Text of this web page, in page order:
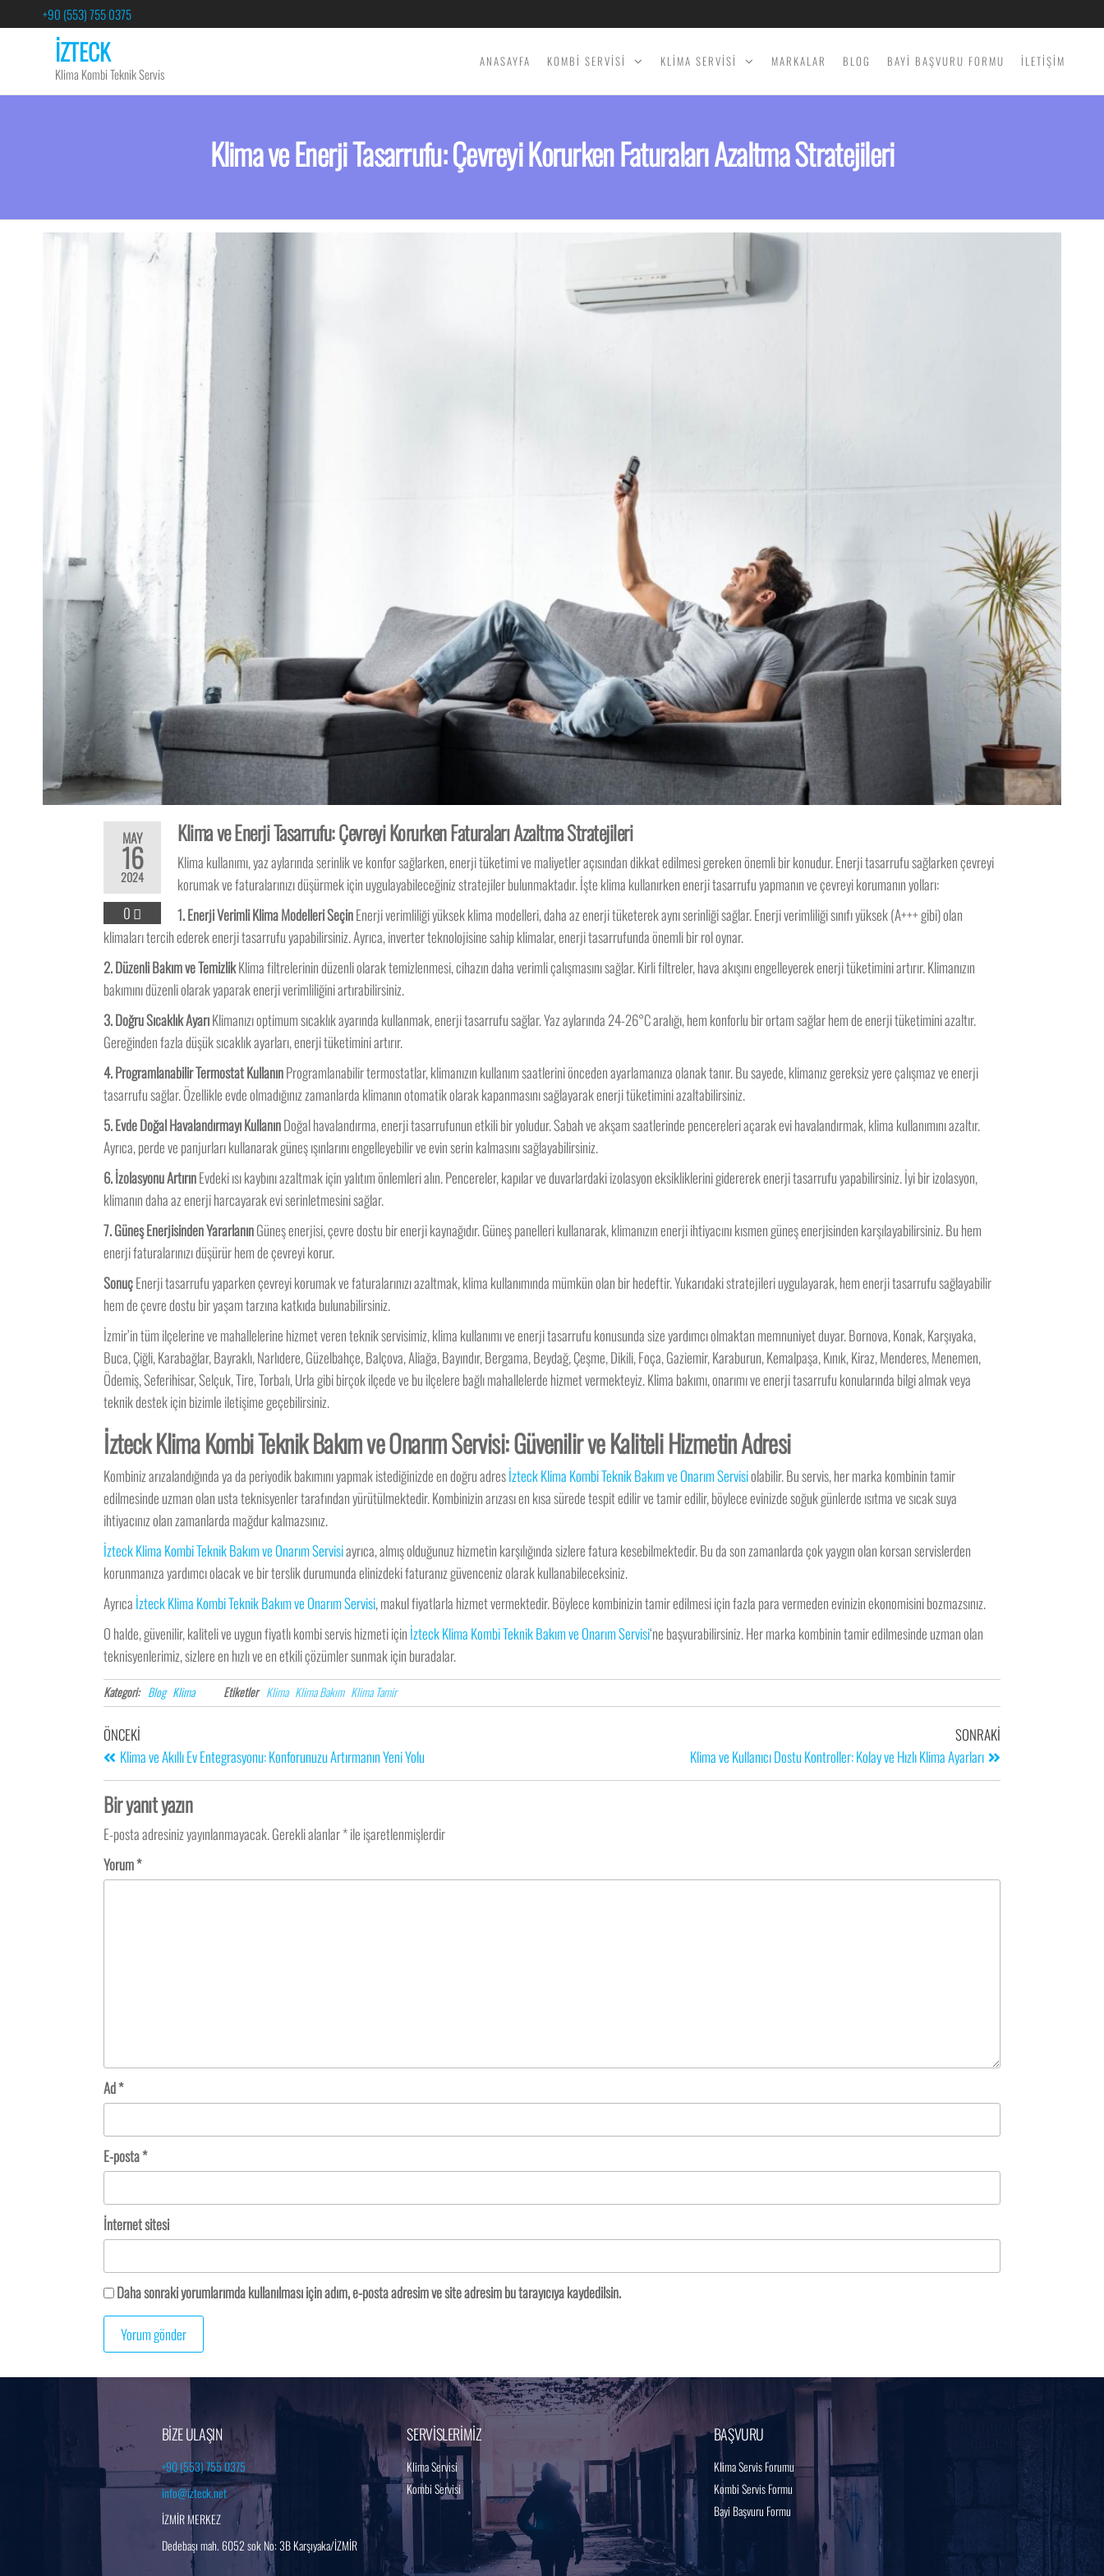
+90 (553) 755 0375
İZTECK
Klima Kombi Teknik Servis
ANASAYFA KOMBİ SERVİSİ KLİMA SERVİSİ MARKALAR BLOG BAYİ BAŞVURU FORMU İLETİŞİM
Klima ve Enerji Tasarrufu: Çevreyi Korurken Faturaları Azaltma Stratejileri
MAY
16
2024
0
Klima ve Enerji Tasarrufu: Çevreyi Korurken Faturaları Azaltma Stratejileri
Klima kullanımı, yaz aylarında serinlik ve konfor sağlarken, enerji tüketimi ve maliyetler açısından dikkat edilmesi gereken önemli bir konudur. Enerji tasarrufu sağlarken çevreyi
korumak ve faturalarınızı düşürmek için uygulayabileceğiniz stratejiler bulunmaktadır. İşte klima kullanırken enerji tasarrufu yapmanın ve çevreyi korumanın yolları:
1. Enerji Verimli Klima Modelleri SeçinEnerji verimliliği yüksek klima modelleri, daha az enerji tüketerek aynı serinliği sağlar. Enerji verimliliği sınıfı yüksek (A+++ gibi) olan
klimaları tercih ederek enerji tasarrufu yapabilirsiniz. Ayrıca, inverter teknolojisine sahip klimalar, enerji tasarrufunda önemli bir rol oynar.
2. Düzenli Bakım ve TemizlikKlima filtrelerinin düzenli olarak temizlenmesi, cihazın daha verimli çalışmasını sağlar. Kirli filtreler, hava akışını engelleyerek enerji tüketimini artırır. Klimanızın
bakımını düzenli olarak yaparak enerji verimliliğini artırabilirsiniz.
3. Doğru Sıcaklık AyarıKlimanızı optimum sıcaklık ayarında kullanmak, enerji tasarrufu sağlar. Yaz aylarında 24-26°C aralığı, hem konforlu bir ortam sağlar hem de enerji tüketimini azaltır.
Gereğinden fazla düşük sıcaklık ayarları, enerji tüketimini artırır.
4. Programlanabilir Termostat KullanınProgramlanabilir termostatlar, klimanızın kullanım saatlerini önceden ayarlamanıza olanak tanır. Bu sayede, klimanız gereksiz yere çalışmaz ve enerji
tasarrufu sağlar. Özellikle evde olmadığınız zamanlarda klimanın otomatik olarak kapanmasını sağlayarak enerji tüketimini azaltabilirsiniz.
5. Evde Doğal Havalandırmayı KullanınDoğal havalandırma, enerji tasarrufunun etkili bir yoludur. Sabah ve akşam saatlerinde pencereleri açarak evi havalandırmak, klima kullanımını azaltır.
Ayrıca, perde ve panjurları kullanarak güneş ışınlarını engelleyebilir ve evin serin kalmasını sağlayabilirsiniz.
6. İzolasyonu ArtırınEvdeki ısı kaybını azaltmak için yalıtım önlemleri alın. Pencereler, kapılar ve duvarlardaki izolasyon eksikliklerini gidererek enerji tasarrufu yapabilirsiniz. İyi bir izolasyon,
klimanın daha az enerji harcayarak evi serinletmesini sağlar.
7. Güneş Enerjisinden YararlanınGüneş enerjisi, çevre dostu bir enerji kaynağıdır. Güneş panelleri kullanarak, klimanızın enerji ihtiyacını kısmen güneş enerjisinden karşılayabilirsiniz. Bu hem
enerji faturalarınızı düşürür hem de çevreyi korur.
SonuçEnerji tasarrufu yaparken çevreyi korumak ve faturalarınızı azaltmak, klima kullanımında mümkün olan bir hedeftir. Yukarıdaki stratejileri uygulayarak, hem enerji tasarrufu sağlayabilir
hem de çevre dostu bir yaşam tarzına katkıda bulunabilirsiniz.
İzmir’in tüm ilçelerine ve mahallelerine hizmet veren teknik servisimiz, klima kullanımı ve enerji tasarrufu konusunda size yardımcı olmaktan memnuniyet duyar. Bornova, Konak, Karşıyaka,
Buca, Çiğli, Karabağlar, Bayraklı, Narlıdere, Güzelbahçe, Balçova, Aliağa, Bayındır, Bergama, Beydağ, Çeşme, Dikili, Foça, Gaziemir, Karaburun, Kemalpaşa, Kınık, Kiraz, Menderes, Menemen,
Ödemiş, Seferihisar, Selçuk, Tire, Torbalı, Urla gibi birçok ilçede ve bu ilçelere bağlı mahallelerde hizmet vermekteyiz. Klima bakımı, onarımı ve enerji tasarrufu konularında bilgi almak veya
teknik destek için bizimle iletişime geçebilirsiniz.
İzteck Klima Kombi Teknik Bakım ve Onarım Servisi: Güvenilir ve Kaliteli Hizmetin Adresi
Kombiniz arızalandığında ya da periyodik bakımını yapmak istediğinizde en doğru adresİzteck Klima Kombi Teknik Bakım ve Onarım Servisiolabilir. Bu servis, her marka kombinin tamir
edilmesinde uzman olan usta teknisyenler tarafından yürütülmektedir. Kombinizin arızası en kısa sürede tespit edilir ve tamir edilir, böylece evinizde soğuk günlerde ısıtma ve sıcak suya
ihtiyacınız olan zamanlarda mağdur kalmazsınız.
İzteck Klima Kombi Teknik Bakım ve Onarım Servisiayrıca, almış olduğunuz hizmetin karşılığında sizlere fatura kesebilmektedir. Bu da son zamanlarda çok yaygın olan korsan servislerden
korunmanıza yardımcı olacak ve bir terslik durumunda elinizdeki faturanız güvenceniz olarak kullanabileceksiniz.
Ayrıca İzteck Klima Kombi Teknik Bakım ve Onarım Servisi, makul fiyatlarla hizmet vermektedir. Böylece kombinizin tamir edilmesi için fazla para vermeden evinizin ekonomisini bozmazsınız.
O halde, güvenilir, kaliteli ve uygun fiyatlı kombi servis hizmeti için İzteck Klima Kombi Teknik Bakım ve Onarım Servisi‘ne başvurabilirsiniz. Her marka kombinin tamir edilmesinde uzman olan
teknisyenlerimiz, sizlere en hızlı ve en etkili çözümler sunmak için buradalar.
Kategori: Blog Klima Etiketler Klima Klima Bakım Klima Tamir
ÖNCEKI
Klima ve Akıllı Ev Entegrasyonu: Konforunuzu Artırmanın Yeni Yolu
SONRAKI
Klima ve Kullanıcı Dostu Kontroller: Kolay ve Hızlı Klima Ayarları
Bir yanıt yazın
E-posta adresiniz yayınlanmayacak.Gerekli alanlar*ile işaretlenmişlerdir
Yorum*
Ad*
E-posta*
İnternet sitesi
Daha sonraki yorumlarımda kullanılması için adım, e-posta adresim ve site adresim bu tarayıcıya kaydedilsin.
BİZE ULAŞIN
+90 (553) 755 0375
info@izteck.net
İZMİR MERKEZ
Dedebaşı mah. 6052 sok No: 3B Karşıyaka/İZMİR
SERVİSLERİMİZ
Klima Servisi
Kombi Servisi
BAŞVURU
Klima Servis Forumu
Kombi Servis Formu
Bayi Başvuru Formu